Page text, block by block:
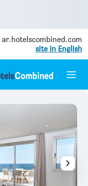
ar.hotelscombined.com
site in English